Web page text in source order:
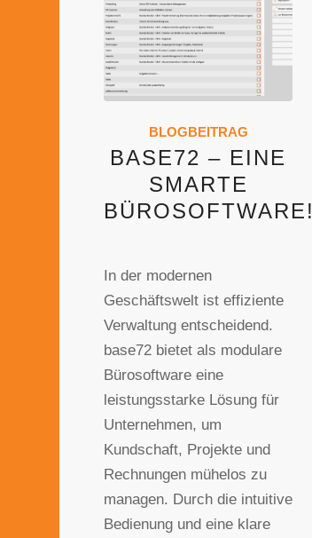
BLOGBEITRAG
BASE72 – EINE
SMARTE
BÜROSOFTWARE!
In der modernen
Geschäftswelt ist effiziente
Verwaltung entscheidend.
base72 bietet als modulare
Bürosoftware eine
leistungsstarke Lösung für
Unternehmen, um
Kundschaft, Projekte und
Rechnungen mühelos zu
managen. Durch die intuitive
Bedienung und eine klare